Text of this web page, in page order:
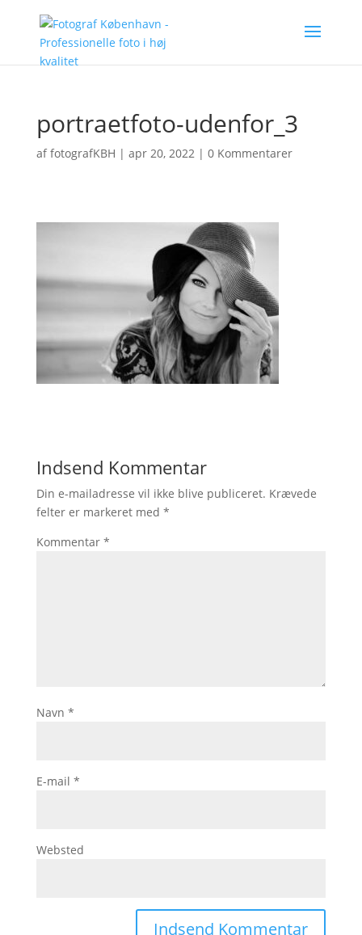
portraetfoto-udenfor_3
affotografKBH | apr 20, 2022| 0 Kommentarer
Indsend Kommentar
Din e-mailadresse vil ikke blive publiceret. Krævede
felter er markeret med *
Kommentar *
Navn *
E-mail *
Websted